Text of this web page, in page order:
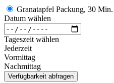
Granatapfel Packung, 30 Min.
Datum wählen
Tageszeit wählen
Jederzeit
Vormittag
Nachmittag
Verfügbarkeit abfragen